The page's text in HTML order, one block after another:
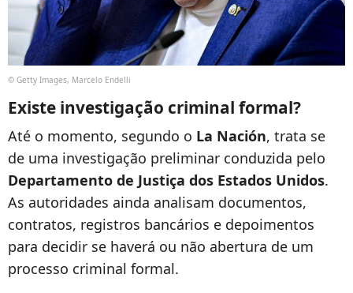
© Getty Images, Marcelo Endelli
Existe investigação criminal formal?
Até o momento, segundo o La Nación, trata se
de uma investigação preliminar conduzida pelo
Departamento de Justiça dos Estados Unidos.
As autoridades ainda analisam documentos,
contratos, registros bancários e depoimentos
para decidir se haverá ou não abertura de um
processo criminal formal.